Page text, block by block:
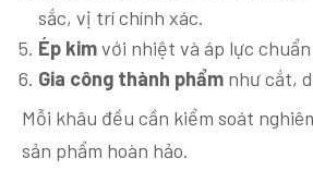
sắc, vị trí chính xác.
Ép kimvới nhiệt và áp lực chuẩn
Gia công thành phẩm như cắt,
Mỗi khâu đều cần kiểm soát
sản phẩm hoàn hảo.